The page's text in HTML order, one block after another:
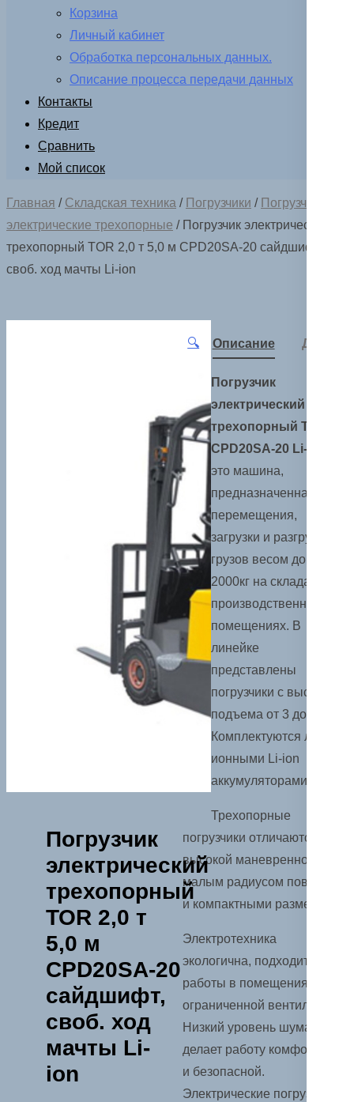
Корзина
Личный кабинет
Обработка персональных данных.
Описание процесса передачи данных
Контакты
Кредит
Сравнить
Мой список
Главная / Складская техника / Погрузчики / Погрузчики
электрические трехопорные / Погрузчик электрический
трехопорный TOR 2,0 т 5,0 м CPD20SA-20 сайдшифт,
своб. ход мачты Li-ion
🔍
Погрузчик
электрический
трехопорный
TOR 2,0 т
5,0 м
CPD20SA-20
сайдшифт,
своб. ход
мачты Li-
ion
Описание Детали
Погрузчик
электрический
трехопорный TOR
CPD20SA-20 Li-ion
это машина,
предназначенная для
перемещения,
загрузки и разгрузки
грузов весом до
2000кг на складах и в
производственных
помещениях. В
линейке
представлены
погрузчики с высотой
подъема от 3 до 6 м.
Комплектуются литий-
ионными Li-ion
аккумуляторами.
Трехопорные
погрузчики отличаются
высокой маневренностью,
малым радиусом поворота
и компактными размерами.
Электротехника
экологична, подходит для
работы в помещениях с
ограниченной вентиляцией.
Низкий уровень шума
делает работу комфортной,
и безопасной.
Электрические погрузчики